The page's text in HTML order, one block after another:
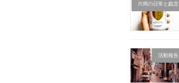
片岡の日常と戯言
活動報告